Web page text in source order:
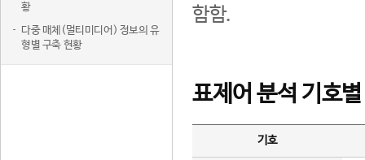
황
다중 매체(멀티미디어) 정보의 유
형별 구축 현황
함함.
표제어 분석 기호
기호